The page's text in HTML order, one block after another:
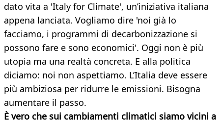
dato vita a 'Italy for Climate', un’iniziativa italiana
appena lanciata. Vogliamo dire 'noi già lo
facciamo, i programmi di decarbonizzazione si
possono fare e sono economici'. Oggi non è più
utopia ma una realtà concreta. E alla politica
diciamo: noi non aspettiamo. L’Italia deve essere
più ambiziosa per ridurre le emissioni. Bisogna
aumentare il passo.
È vero che sui cambiamenti climatici siamo vicini a